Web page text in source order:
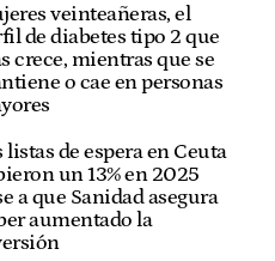
veinteañeras, el
de diabetes tipo 2 que
crece, mientras que se
o cae en personas
listas de espera en Ceuta
un 13% en 2025
a que Sanidad asegura
aumentado la